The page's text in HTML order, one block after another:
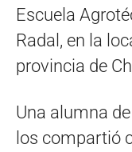
Escuela
Radal, en la
provincia de
Una alumna
los compartió